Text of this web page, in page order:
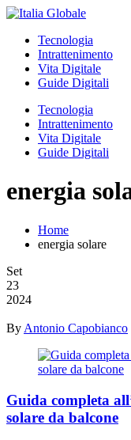
Tecnologia
Intrattenimento
Vita Digitale
Guide Digitali
Tecnologia
Intrattenimento
Vita Digitale
Guide Digitali
energia
Home
energia solare
Set
23
2024
By Antonio Capobianco
Guida completa
solare da balcone